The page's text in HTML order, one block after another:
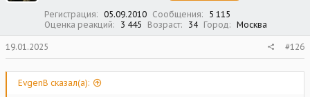
Регистрация 05.09.2010 Сообщения
5 115
Оценка реакций
3 445 Возраст 34 Город Москва
19.01.2025 #126
EvgenB сказал(а):